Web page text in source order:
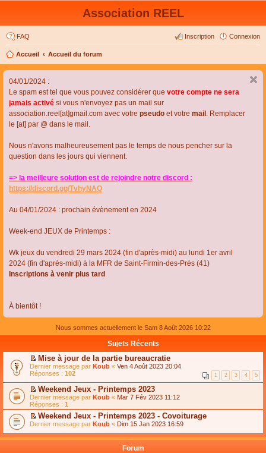
Association REEL
FAQ Connexion
Inscription
Accueil Accueil du forum
04/01/2024 :
Le spam est tel que vous pouvez considérer que votre compte ne sera
jamais activé si vous n'envoyez pas un mail sur
association.reel[at]gmail.com avec votre pseudo et votre mail . Remplacer
le [at] par @ dans le mail.
Nous n'avons malheureusement pas le temps de nous pencher sur la
question dans les jours qui viennent.
=> la meilleure solution est de rejoindre notre discord :
https://discord.gg/TvhyNAQ
Au 04/01/2024 : prochain évènement en 2024
Week-end JEUX de Printemps :
Wk jeux du vendredi 29 mars 2024 (fin d'après-midi) au lundi 1er avril
2024 (fin d'après-midi) à la MFR de Saint-Firmin-des-Près (41)
Inscriptions à venir plus tard
À bientôt !
Nous sommes actuellement le Sam 8 Août 2026 10:22
Sujets Récents
C
o
n
s
u
l
t
e
r
l
e
Mise à jour de la partie bureaucratie
Dernier message par Koub « Ven 4 Août 2023 20:04
Réponses : 102 1 2 3 4 5
C
o
n
s
u
t
Weekend Jeux - Printemps 2023
Dernier message par Koub « Mar 7 Fév 2023 11:12
Réponses : 1
C
n
Weekend Jeux - Printemps 2023 - Covoiturage
Dernier message par Koub « Dim 15 Jan 2023 16:59
Forum